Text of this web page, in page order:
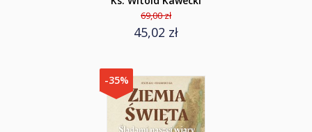
69,00 zł
45,02 zł
-35%